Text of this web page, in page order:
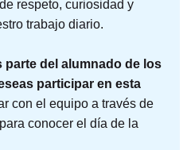
respeto, curiosidad y
trabajo diario.
parte del alumnado de los
participar en esta
con el equipo a través de
conocer el día de la